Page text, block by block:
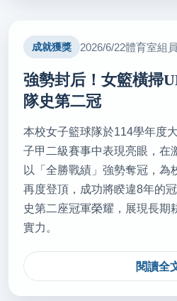
秘書室公關組
2026/07/08
基北區高中免試入學放榜 錄取
教育廣播電台 115.7.8)
秘書室公關組
2026/07/07
彈性育嬰假申請逾3萬筆 男性
載自 聯合報 115.7.7)
秘書室公關組
成就獲獎 2026/6/22體育室組
強勢封后！女籃橫掃
隊史第二冠
本校女子籃球隊於114學年度
子甲二級賽事中表現亮眼，在
以「全勝戰績」強勢奪冠，為
再度登頂，成功將睽違8年的
史第二座冠軍榮耀，展現長期
實力。
閱讀全